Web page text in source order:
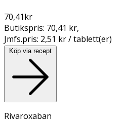
70,41kr
Butikspris: 70,41 kr,
Jmfs.pris: 2,51 kr / tablett(er)
Köp via recept
Rivaroxaban